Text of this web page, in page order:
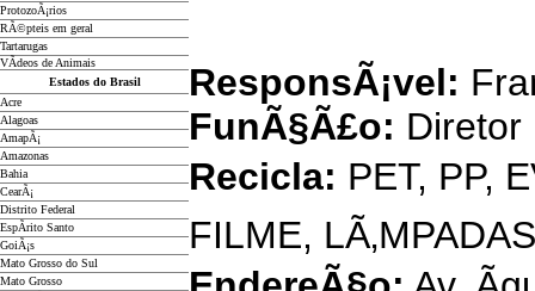
ProtozoÃ¡rios
RÃ©pteis em geral
Tartarugas
VÃ­deos de Animais
Estados do Brasil
Acre
Alagoas
AmapÃ¡
Amazonas
Bahia
CearÃ¡
Distrito Federal
EspÃ­rito Santo
GoiÃ¡s
Mato Grosso do Sul
Mato Grosso
ResponsÃ¡vel:
FunÃ§Ã£o: Diretor
Recicla: PET, PP,
FILME,